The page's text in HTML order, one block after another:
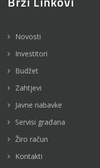
Novosti
Investitori
Budžet
Zahtjevi
Javne nabavke
Servisi građana
Žiro račun
Kontakti